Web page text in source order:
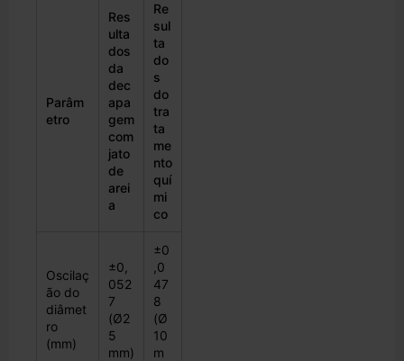
Parâm
etro
Res
ulta
dos
da
dec
apa
gem
com
jato
de
arei
a
Re
sul
ta
do
s
do
tra
ta
me
nto
quí
mi
co
Oscilaç
ão do
diâmet
ro
(mm)
±0,
052
7
(Ø2
5
mm)
±0
,0
47
8
(Ø
10
m